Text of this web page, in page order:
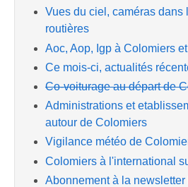
Vues du ciel, caméras dans
routières
Aoc, Aop, Igp à Colomiers
Ce mois-ci, actualités
Co-voiturage au départ de
Administrations et
autour de Colomiers
Vigilance météo de
Colomiers à l'international
Abonnement à la newsletter